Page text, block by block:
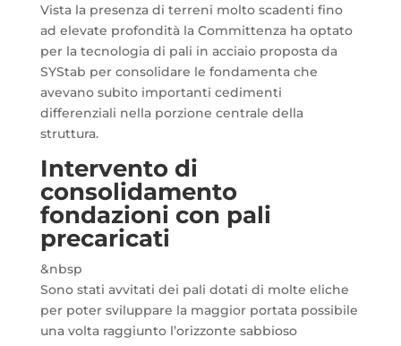
Vista la presenza di terreni molto scadenti fino
ad elevate profondità la Committenza ha optato
per la tecnologia di pali in acciaio proposta da
SYStab per consolidare le fondamenta che
avevano subito importanti cedimenti
differenziali nella porzione centrale della
struttura.
Intervento di
consolidamento
fondazioni con pali
precaricati
&nbsp
Sono stati avvitati dei pali dotati di molte eliche
per poter sviluppare la maggior portata possibile
una volta raggiunto l’orizzonte sabbioso